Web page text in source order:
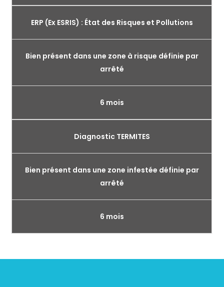
ERP (Ex ESRIS) : État des Risques et Pollutions
Bien présent dans une zone à risque définie par
arrêté
6 mois
Diagnostic TERMITES
Bien présent dans une zone infestée définie par
arrêté
6 mois